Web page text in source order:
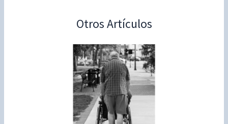
Otros Artículos